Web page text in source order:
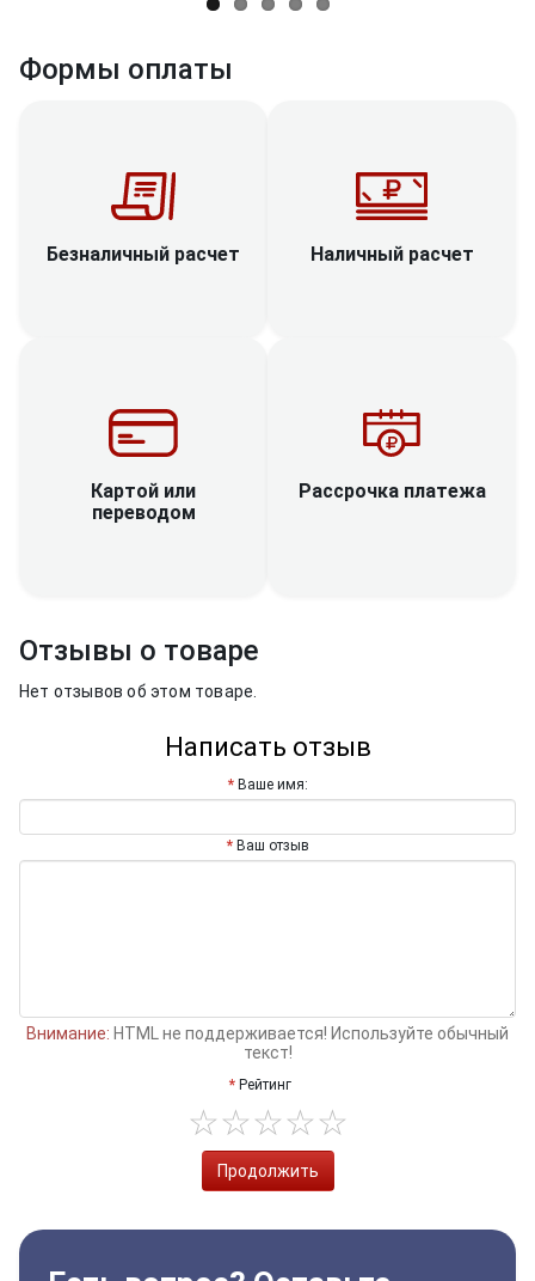
Формы оплаты
Безналичный расчет Наличный расчет
Картой или
переводом
Рассрочка платежа
Отзывы о товаре
Нет отзывов об этом товаре.
Написать отзыв
Ваше имя:
Ваш отзыв
Внимание: HTML не поддерживается! Используйте обычный
текст!
Рейтинг
Продолжить